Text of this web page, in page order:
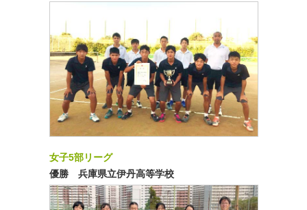
女子5部リーグ
優勝 兵庫県立伊丹高等学校